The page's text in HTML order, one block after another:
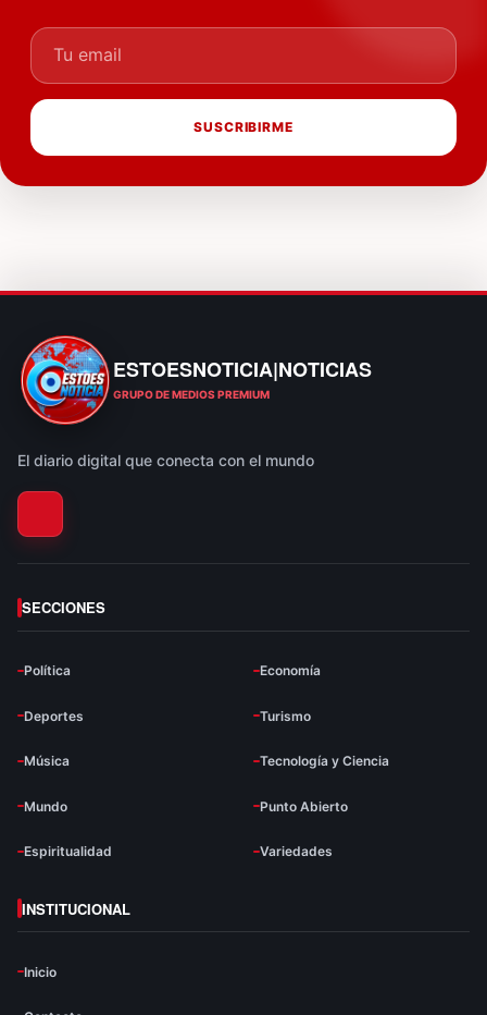
Tu email
SUSCRIBIRME
ESTOESNOTICIA|NOTICIAS
ESTOESNOTICIA|NOTICIAS
GRUPO DE MEDIOS PREMIUM
El diario digital que conecta con el mundo
SECCIONES
Política Economía
Deportes Turismo
Música Tecnología y Ciencia
Mundo Punto Abierto
Espiritualidad Variedades
INSTITUCIONAL
Inicio